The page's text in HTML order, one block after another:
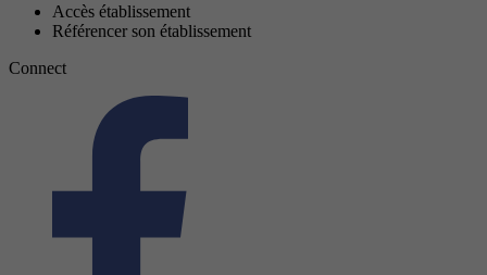
Accès établissement
Référencer son établissement
Connect